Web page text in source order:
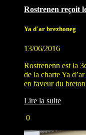
Rostrenen reçoit
Ya d'ar brezhoneg
13/06/2016
Rostrenenn est la
de la charte Ya
en faveur du
Lire la suite
0